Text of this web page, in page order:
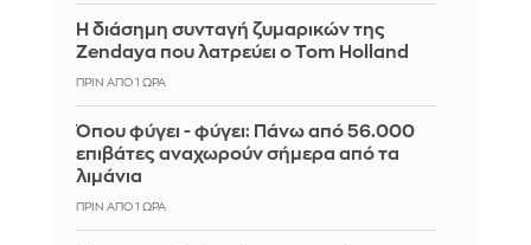
Η διάσημη συνταγή ζυμαρικών της
Zendaya που λατρεύει ο Tom Holland
ΠΡΙΝ ΑΠΌ 1 ΏΡΑ
Όπου φύγει - φύγει: Πάνω από 56.000
επιβάτες αναχωρούν σήμερα από τα
λιμάνια
ΠΡΙΝ ΑΠΌ 1 ΏΡΑ